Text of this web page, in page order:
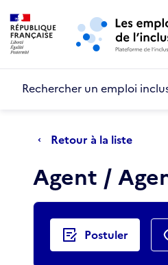
Aller au menu principal
Rechercher un emploi
Retour à la liste
Agent /
Actions
Postuler